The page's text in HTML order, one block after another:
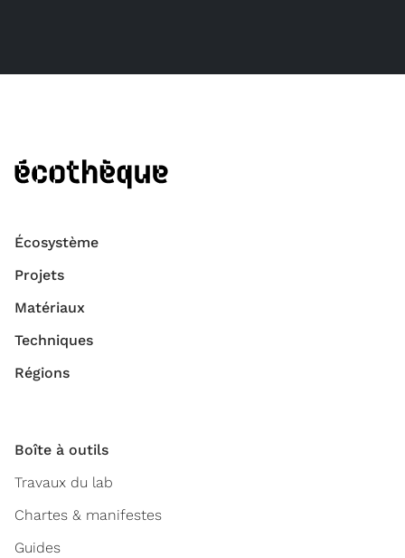
Écosystème
Projets
Matériaux
Techniques
Régions
Boîte à outils
Travaux du lab
Chartes & manifestes
Guides